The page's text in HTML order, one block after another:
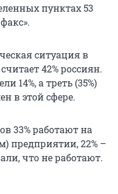
пунктах 53
ситуация в
42% россиян.
14%, а треть (35%)
в этой сфере.
33% работают на
предприятии, 22% –
что не работают.